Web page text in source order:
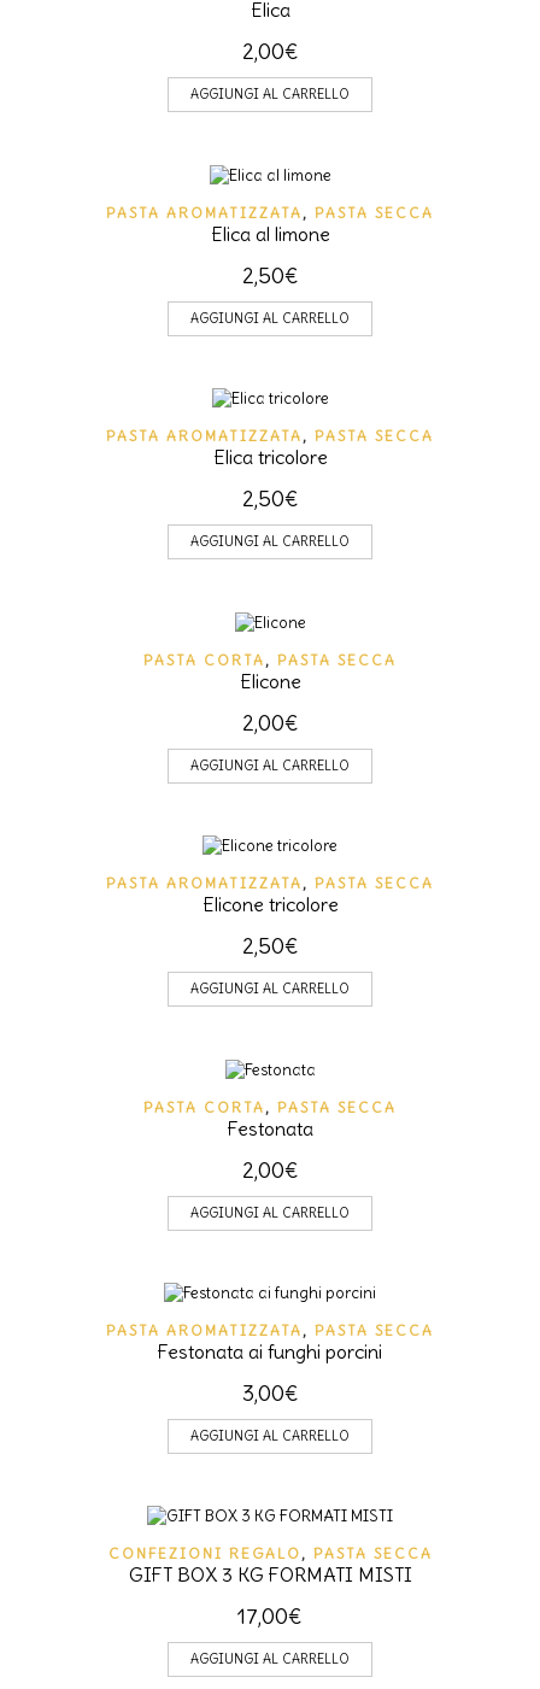
Elica
2,00€
AGGIUNGI AL CARRELLO
PASTA AROMATIZZATA , PASTA SECCA
Elica al limone
2,50€
AGGIUNGI AL CARRELLO
PASTA AROMATIZZATA , PASTA SECCA
Elica tricolore
2,50€
AGGIUNGI AL CARRELLO
PASTA CORTA , PASTA SECCA
Elicone
2,00€
AGGIUNGI AL CARRELLO
PASTA AROMATIZZATA , PASTA SECCA
Elicone tricolore
2,50€
AGGIUNGI AL CARRELLO
PASTA CORTA , PASTA SECCA
Festonata
2,00€
AGGIUNGI AL CARRELLO
PASTA AROMATIZZATA , PASTA SECCA
Festonata ai funghi porcini
3,00€
AGGIUNGI AL CARRELLO
CONFEZIONI REGALO , PASTA SECCA
GIFT BOX 3 KG FORMATI MISTI
17,00€
AGGIUNGI AL CARRELLO